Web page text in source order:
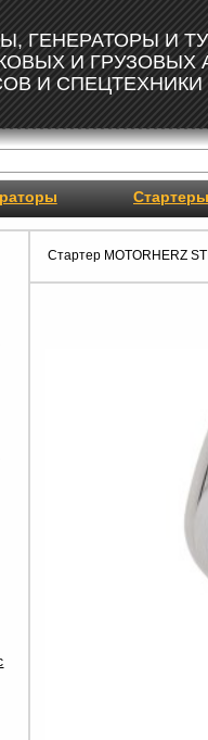
ГЕНЕРАТОРЫ И
И ГРУЗОВЫХ
И СПЕЦТЕХНИКИ
Стартеры
Стартер MOTORHERZ